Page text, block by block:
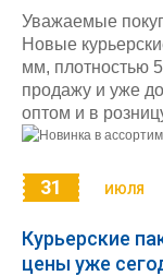
Уважаемые
Новые
мм, плотностью
продажу и уже
оптом и в
31 ИЮЛЯ
Курьерские
цены уже